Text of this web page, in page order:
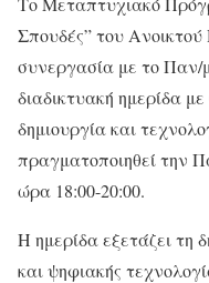
Σπουδές” του
συνεργασία με το Παν/
διαδικτυακή ημερίδα
δημιουργία και
πραγματοποιηθεί την
ώρα 18:00-20:00.
Η ημερίδα εξετάζει τη
και ψηφιακής